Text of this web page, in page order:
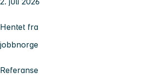
Hentet fra
jobbnorge
Referanse